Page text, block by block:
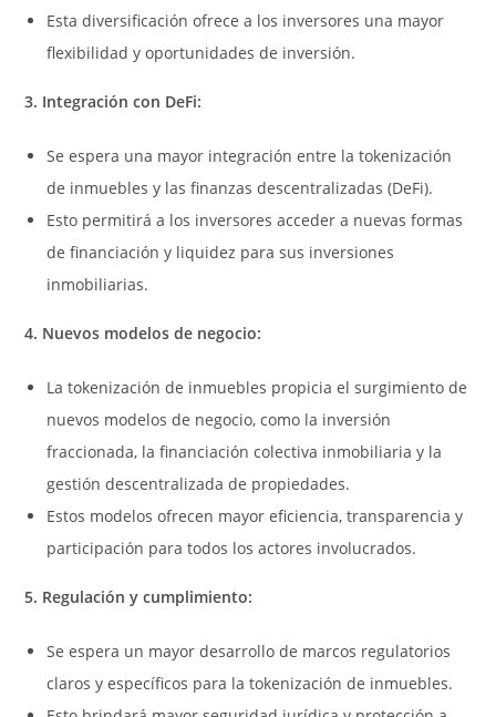
Esta diversificación ofrece a los inversores una mayor
flexibilidad y oportunidades de inversión.
3. Integración con DeFi:
Se espera una mayor integración entre la tokenización
de inmuebles y las finanzas descentralizadas (DeFi).
Esto permitirá a los inversores acceder a nuevas formas
de financiación y liquidez para sus inversiones
inmobiliarias.
4. Nuevos modelos de negocio:
La tokenización de inmuebles propicia el surgimiento de
nuevos modelos de negocio, como la inversión
fraccionada, la financiación colectiva inmobiliaria y la
gestión descentralizada de propiedades.
Estos modelos ofrecen mayor eficiencia, transparencia y
participación para todos los actores involucrados.
5. Regulación y cumplimiento:
Se espera un mayor desarrollo de marcos regulatorios
claros y específicos para la tokenización de inmuebles.